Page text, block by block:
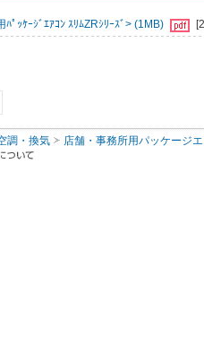
ﾟｯｹｰｼﾞｴｱｺﾝ ｽﾘﾑZRｼﾘｰｽﾞ> (1MB)
調・換気 店舗・事務所用パッケージ